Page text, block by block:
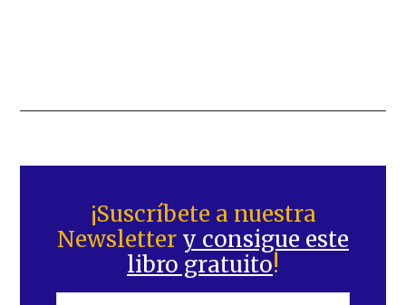
lateral
principal
¡Suscríbete a nuestra
Newsletter y consigue este
libro gratuito!